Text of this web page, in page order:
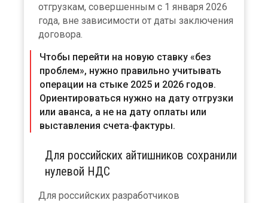
отгрузкам, совершенным с 1 января 2026
года, вне зависимости от даты заключения
договора.
Чтобы перейти на новую ставку «без
проблем», нужно правильно учитывать
операции на стыке 2025 и 2026 годов.
Ориентироваться нужно на дату отгрузки
или аванса, а не на дату оплаты или
выставления счета‑фактуры.
Для российских айтишников сохранили
нулевой НДС
Для российских разработчиков